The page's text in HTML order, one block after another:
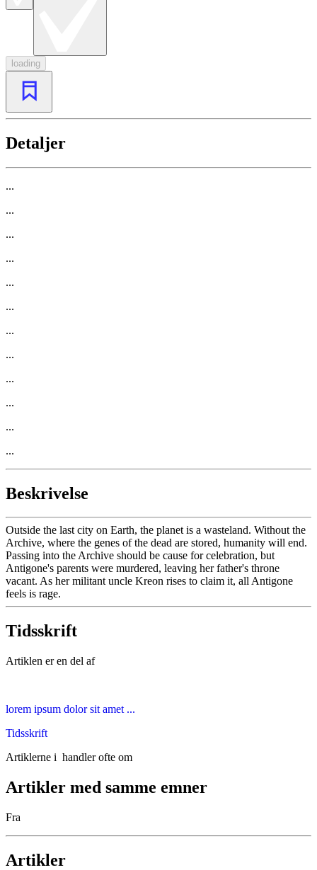
loading
Detaljer
...
...
...
...
...
...
...
...
...
...
...
...
Beskrivelse
Outside the last city on Earth, the planet is a wasteland. Without the
Archive, where the genes of the dead are stored, humanity will end.
Passing into the Archive should be cause for celebration, but
Antigone's parents were murdered, leaving her father's throne
vacant. As her militant uncle Kreon rises to claim it, all Antigone
feels is rage.
Tidsskrift
Artiklen er en del af
lorem ipsum dolor sit amet ...
Tidsskrift
Artiklerne i handler ofte om
Artikler med samme emner
Fra
Artikler